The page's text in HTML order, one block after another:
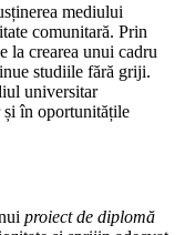
mediului
comunitară. Prin
la crearea unui cadru
studiile fără griji.
universitar
și în oportunitățile
proiect de diplomă